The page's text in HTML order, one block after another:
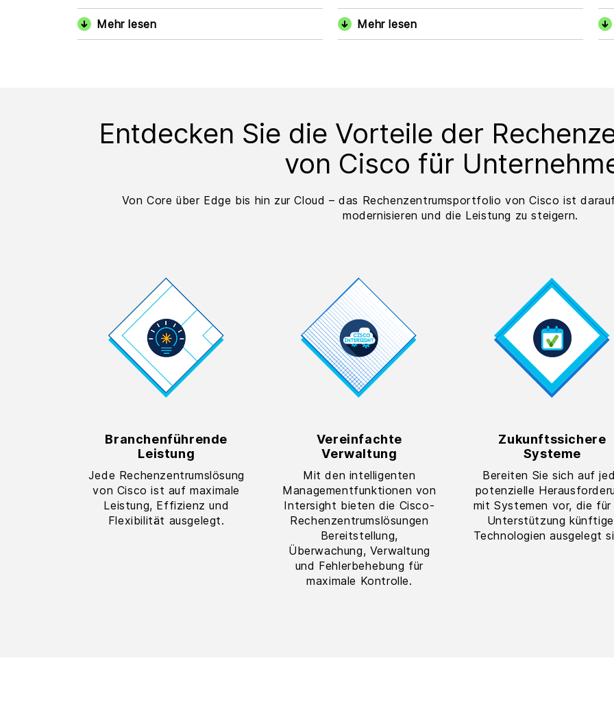
Mehr lesen Mehr lesen
Entdecken Sie die Vorteile der
von Cisco für
Von Core über Edge bis hin zur Cloud – das Rechenzentrumsportfolio von Cisco ist
modernisieren und die Leistung zu steigern.
Branchenführende
Leistung
Jede Rechenzentrumslösung
von Cisco ist auf maximale
Leistung, Effizienz und
Flexibilität ausgelegt.
Vereinfachte
Verwaltung
Mit den intelligenten
Managementfunktionen von
Intersight bieten die Cisco-
Rechenzentrumslösungen
Bereitstellung,
Überwachung, Verwaltung
und Fehlerbehebung für
maximale Kontrolle.
Zukunftssichere
Systeme
Bereiten Sie sich auf
potenzielle
mit Systemen vor, die für
Unterstützung
Technologien ausgelegt